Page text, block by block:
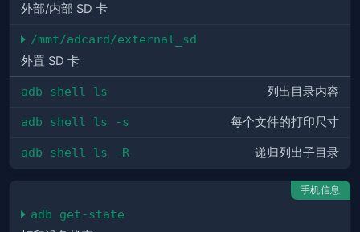
外部/内部 SD 卡
/mmt/adcard/external_sd
外置 SD 卡
adb shell ls 列出目录内容
adb shell ls -s 每个文件的打印尺寸
adb shell ls -R 递归列出子目录
手机信息
adb get-statе